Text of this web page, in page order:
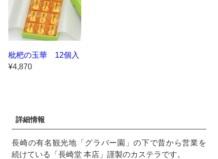
枇杷の玉華 12個入
¥4,870
詳細情報
長崎の有名観光地「グラバー園」の下で昔から営業を
続けている「長崎堂 本店」謹製のカステラです。